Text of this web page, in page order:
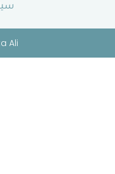
سياسة
© | By: Hamza Ali